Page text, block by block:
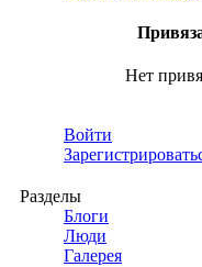
Нет
Войти
Разделы
Блоги
Люди
Галерея